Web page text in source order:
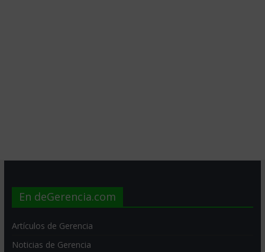
En deGerencia.com
Artículos de Gerencia
Noticias de Gerencia